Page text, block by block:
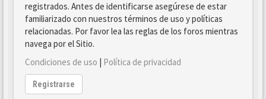
registrados. Antes de identificarse asegúrese de estar
familiarizado con nuestros términos de uso y políticas
relacionadas. Por favor lea las reglas de los foros mientras
navega por el Sitio.
Condiciones de uso | Política de privacidad
Registrarse